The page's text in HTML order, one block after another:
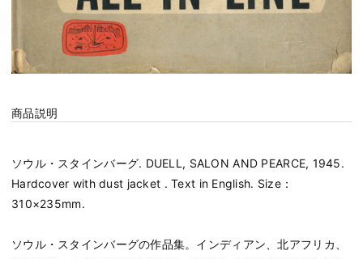
商品説明
ソウル・スタインバーグ. DUELL, SALON AND PEARCE, 1945.
Hardcover with dust jacket . Text in English. Size：
310×235mm.
ソウル・スタインバーグの作品集。インディアン、北アフリカ、